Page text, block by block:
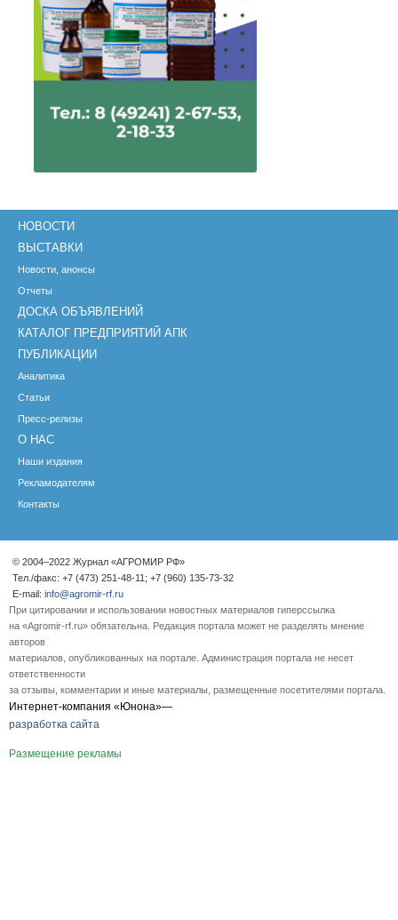
НОВОСТИ
ВЫСТАВКИ
Новости, анонсы
Отчеты
ДОСКА ОБЪЯВЛЕНИЙ
КАТАЛОГ ПРЕДПРИЯТИЙ АПК
ПУБЛИКАЦИИ
Аналитика
Статьи
Пресс-релизы
О НАС
Наши издания
Рекламодателям
Контакты
© 2004–2022 Журнал «АГРОМИР РФ»
Тел./факс: +7 (473) 251-48-11; +7 (960) 135-73-32
E-mail: info@agromir-rf.ru
При цитировании и использовании новостных материалов гиперссылка
на «Agromir-rf.ru» обязательна. Редакция портала может не разделять мнение
авторов
материалов, опубликованных на портале. Администрация портала не несет
ответственности
за отзывы, комментарии и иные материалы, размещенные посетителями портала.
Интернет-компания «Юнона»—
разработка сайта
Размещение рекламы